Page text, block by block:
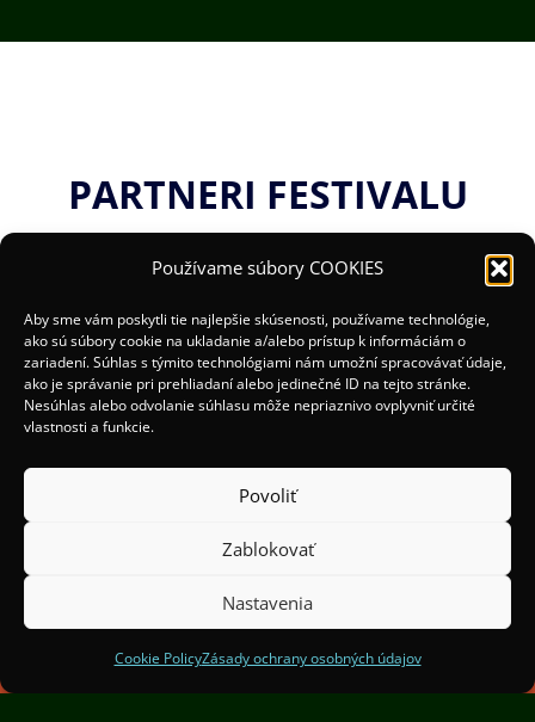
Používame súbory COOKIES
Aby sme vám poskytli tie najlepšie skúsenosti, používame technológie,
ako sú súbory cookie na ukladanie a/alebo prístup k informáciám o
zariadení. Súhlas s týmito technológiami nám umožní spracovávať údaje,
ako je správanie pri prehliadaní alebo jedinečné ID na tejto stránke.
Nesúhlas alebo odvolanie súhlasu môže nepriaznivo ovplyvniť určité
vlastnosti a funkcie.
Povoliť
Zablokovať
Nastavenia
Cookie PolicyZásady ochrany osobných údajov
PARTNERI FESTIVALU
(c) 2025 Organizátori:Mesto Žilina a OOCR Malá
Spoluorganizátori:Institut Světelného Designu
Praha